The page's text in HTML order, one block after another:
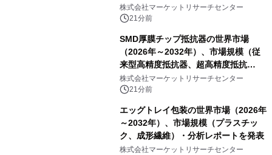
液／ゾル、コーティング／フィルム一
体型製品、構造化／バルク材料）・分
株式会社マーケットリサーチセンター
21分前
SMD厚膜チップ抵抗器の世界市場
（2026年～2032年）、市場規模（従
来型高精度抵抗器、超高精度抵抗
器）・分析レポートを発表
株式会社マーケットリサーチセンター
21分前
エッグトレイ包装の世界市場（2026年
～2032年）、市場規模（プラスチッ
ク、成形繊維）・分析レポートを発表
株式会社マーケットリサーチセンター